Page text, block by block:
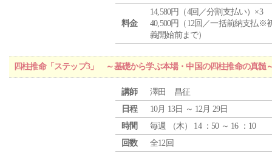
料金
14,580円（4回／分割支払い）×3
40,500円（12回／一括前納支払※
義開始前まで）
四柱推命「ステップ3」 ～基礎から学ぶ本場・中国の四柱推命の真髄
講師
澤田 昌征
日程
10月 13日 ～ 12月 29日
時間
毎週 （木） 14 ：50 ～ 16 ：10
回数
全12回